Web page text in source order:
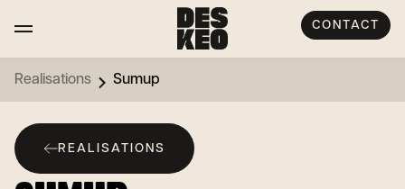
CONTACT
Realisations Sumup
REALISATIONS